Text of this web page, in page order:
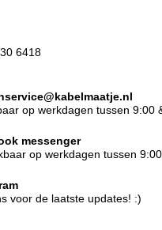
6418
op werkdagen tussen 9:00
messenger
op werkdagen tussen
voor de laatste updates! :)